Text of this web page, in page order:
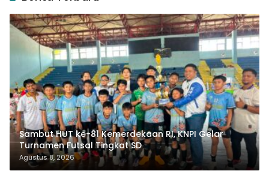
Sambut HUT ke-81 Kemerdekaan RI, KNPI Gelar
Turnamen Futsal Tingkat SD
Agustus 8, 2026